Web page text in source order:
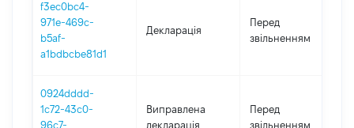
f3ec0bc4-
971e-469c-
b5af-
a1bdbcbe81d1
Декларація
Перед
звільненням
0924dddd-
1c72-43c0-
96c7-
Виправлена
декларація
Перед
звільненням